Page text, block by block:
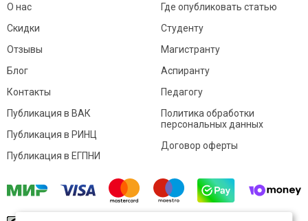
О нас
Скидки
Отзывы
Блог
Контакты
Где опубликовать статью
Студенту
Магистранту
Аспиранту
Педагогу
Публикация в ВАК
Публикация в РИНЦ
Публикация в ЕГПНИ
Политика обработки
персональных данных
Договор оферты